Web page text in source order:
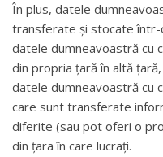
În plus, datele
transferate și stocate într-
datele dumneavoastră cu
din propria țară în altă
datele dumneavoastră cu
care sunt transferate
diferite (sau pot oferi o
din țara în care lucrați.